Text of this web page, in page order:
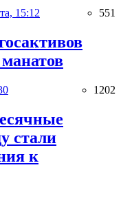
15:12 551
1202
стали
к